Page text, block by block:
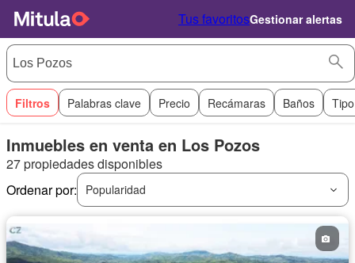
Tus favoritosGestionar alertas
Filtros Palabras clave Precio Recámaras Baños
Inmuebles en venta en Los Pozos
27 propiedades disponibles
Ordenar por:
Popularidad